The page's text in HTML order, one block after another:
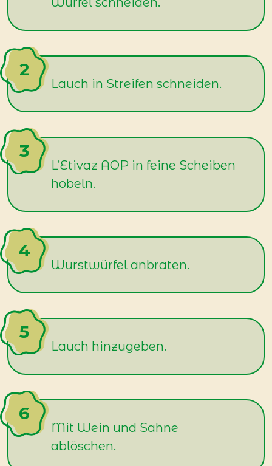
Lauch in Streifen schneiden.
L’Etivaz AOP in feine Scheiben
hobeln.
Wurstwürfel anbraten.
Lauch hinzugeben.
Mit Wein und Sahne
ablöschen.